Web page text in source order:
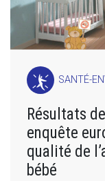
SANTÉ-
Résultats
enquête
qualité de
bébé